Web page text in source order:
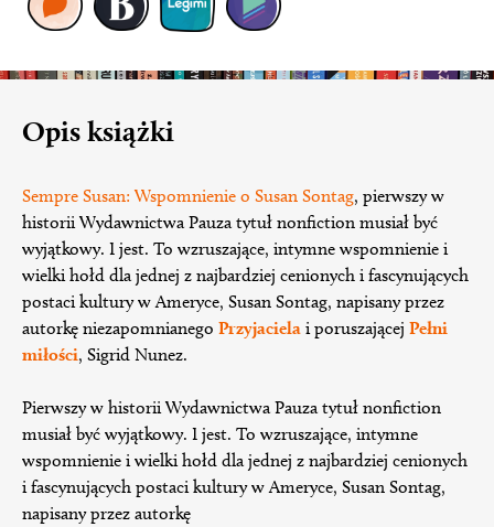
Opis książki
Sempre Susan: Wspomnienie o Susan Sontag, pierwszy w
historii Wydawnictwa Pauza tytuł nonfiction musiał być
wyjątkowy. I jest. To wzruszające, intymne wspomnienie i
wielki hołd dla jednej z najbardziej cenionych i fascynujących
postaci kultury w Ameryce, Susan Sontag, napisany przez
autorkę niezapomnianego Przyjaciela i poruszającej Pełni
miłości, Sigrid Nunez.
Pierwszy w historii Wydawnictwa Pauza tytuł nonfiction
musiał być wyjątkowy. I jest. To wzruszające, intymne
wspomnienie i wielki hołd dla jednej z najbardziej cenionych
i fascynujących postaci kultury w Ameryce, Susan Sontag,
napisany przez autorkę